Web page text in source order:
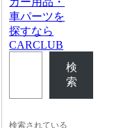
車パーツを
探すなら
CARCLUB
検
索
検索されている